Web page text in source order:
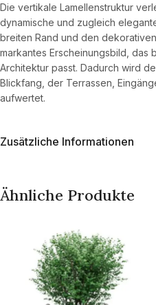
Die vertikale Lamellenstruktur
dynamische und zugleich
breiten Rand und den
markantes Erscheinungsbild, das
Architektur passt. Dadurch wird
Blickfang, der Terrassen,
aufwertet.
Zusätzliche Informationen
Ähnliche Produkte